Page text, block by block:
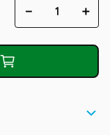
＋
－